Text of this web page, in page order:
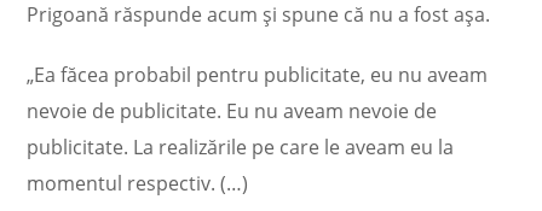
Prigoană răspunde acum și spune că nu a fost așa.
„Ea făcea probabil pentru publicitate, eu nu aveam
nevoie de publicitate. Eu nu aveam nevoie de
publicitate. La realizările pe care le aveam eu la
momentul respectiv. (…)